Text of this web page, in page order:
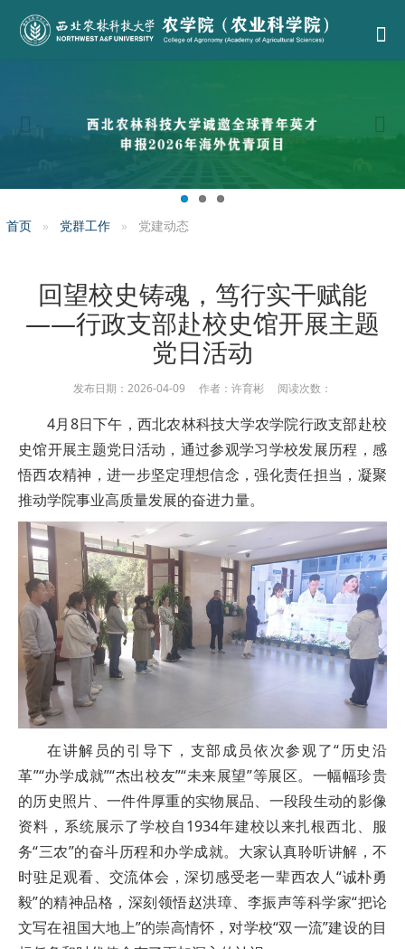
首页 党群工作 党建动态
回望校史铸魂，笃行实干赋能
——行政支部赴校史馆开展主题
党日活动
发布日期：2026-04-09 作者：许育彬 阅读次数：
4月8日下午，西北农林科技大学农学院行政支部赴校
史馆开展主题党日活动，通过参观学习学校发展历程，感
悟西农精神，进一步坚定理想信念，强化责任担当，凝聚
推动学院事业高质量发展的奋进力量。
在讲解员的引导下，支部成员依次参观了“历史沿
革”“办学成就”“杰出校友”“未来展望”等展区。一幅幅珍贵
的历史照片、一件件厚重的实物展品、一段段生动的影像
资料，系统展示了学校自1934年建校以来扎根西北、服
务“三农”的奋斗历程和办学成就。大家认真聆听讲解，不
时驻足观看、交流体会，深切感受老一辈西农人“诚朴勇
毅”的精神品格，深刻领悟赵洪璋、李振声等科学家“把论
文写在祖国大地上”的崇高情怀，对学校“双一流”建设的目